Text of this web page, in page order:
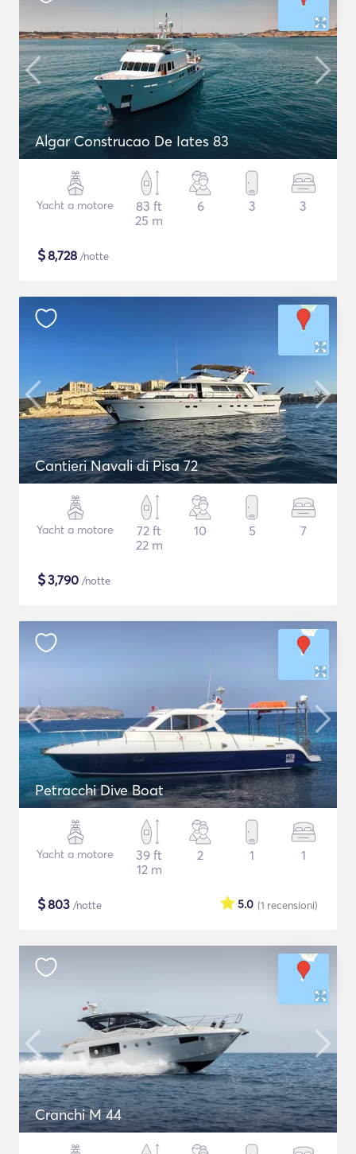
Algar Construcao De Iates 83
Yacht a motore
83 ft
25 m
6 3 3
$8,728 /notte
Cantieri Navali di Pisa 72
Yacht a motore
72 ft
22 m
10 5 7
$3,790 /notte
Petracchi Dive Boat
Yacht a motore
39 ft
12 m
2 1 1
$803 /notte (1 recensioni)
5.0
Cranchi M 44